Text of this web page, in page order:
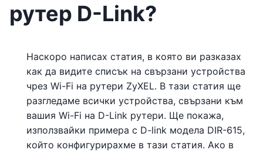
рутер D-Link?
Наскоро написах статия, в която ви разказах
как да видите списък на свързани устройства
чрез Wi-Fi на рутери ZyXEL. В тази статия ще
разгледаме всички устройства, свързани към
вашия Wi-Fi на D-Link рутери. Ще покажа,
използвайки примера с D-link модела DIR-615,
който конфигурирахме в тази статия. Ако в